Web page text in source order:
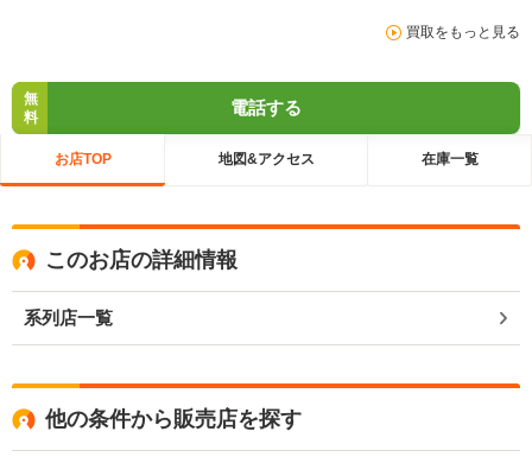
買取をもっと見る
無
料
電話する
お店TOP 地図&アクセス 在庫一覧
このお店の詳細情報
系列店一覧
他の条件から販売店を探す